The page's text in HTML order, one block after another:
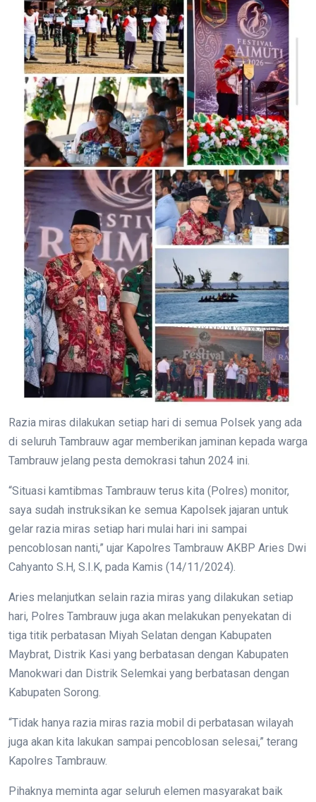
Razia miras dilakukan setiap hari di semua Polsek yang ada
di seluruh Tambrauw agar memberikan jaminan kepada warga
Tambrauw jelang pesta demokrasi tahun 2024 ini.
“Situasi kamtibmas Tambrauw terus kita (Polres) monitor,
saya sudah instruksikan ke semua Kapolsek jajaran untuk
gelar razia miras setiap hari mulai hari ini sampai
pencoblosan nanti,” ujar Kapolres Tambrauw AKBP Aries Dwi
Cahyanto S.H, S.I.K, pada Kamis (14/11/2024).
Aries melanjutkan selain razia miras yang dilakukan setiap
hari, Polres Tambrauw juga akan melakukan penyekatan di
tiga titik perbatasan Miyah Selatan dengan Kabupaten
Maybrat, Distrik Kasi yang berbatasan dengan Kabupaten
Manokwari dan Distrik Selemkai yang berbatasan dengan
Kabupaten Sorong.
“Tidak hanya razia miras razia mobil di perbatasan wilayah
juga akan kita lakukan sampai pencoblosan selesai,” terang
Kapolres Tambrauw.
Pihaknya meminta agar seluruh elemen masyarakat baik